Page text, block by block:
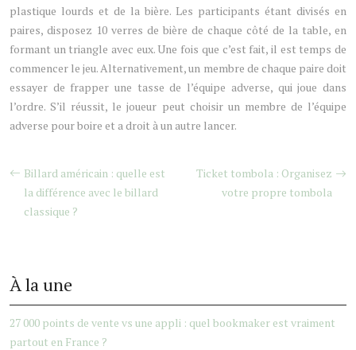
plastique lourds et de la bière. Les participants étant divisés en
paires, disposez 10 verres de bière de chaque côté de la table, en
formant un triangle avec eux. Une fois que c’est fait, il est temps de
commencer le jeu. Alternativement, un membre de chaque paire doit
essayer de frapper une tasse de l’équipe adverse, qui joue dans
l’ordre. S’il réussit, le joueur peut choisir un membre de l’équipe
adverse pour boire et a droit à un autre lancer.
Billard américain : quelle est
la différence avec le billard
classique ?
Ticket tombola : Organisez
votre propre tombola
À la une
27 000 points de vente vs une appli : quel bookmaker est vraiment
partout en France ?